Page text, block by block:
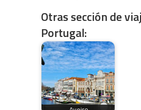
Otras sección de
Portugal: